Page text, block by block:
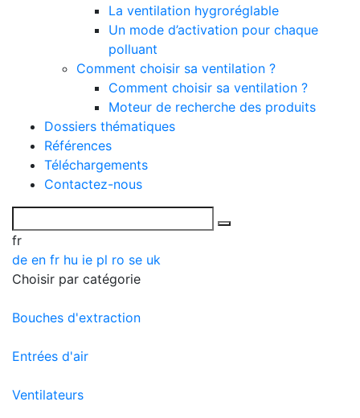
La ventilation hygroréglable
Un mode d’activation pour chaque
polluant
Comment choisir sa ventilation ?
Comment choisir sa ventilation ?
Moteur de recherche des produits
Dossiers thématiques
Références
Téléchargements
Contactez-nous
fr
de en fr hu ie pl ro se uk
Choisir par catégorie
Bouches d'extraction
Entrées d'air
Ventilateurs